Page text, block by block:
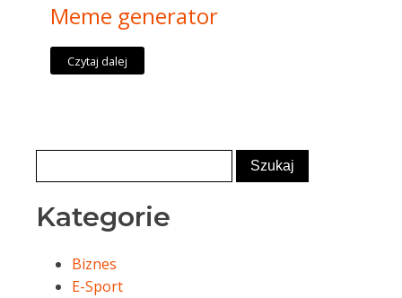
Meme generator
Czytaj dalej
Kategorie
Biznes
E-Sport